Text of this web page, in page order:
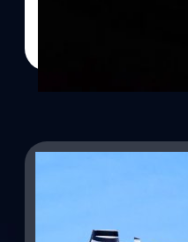
ชมเทคโนโลยี